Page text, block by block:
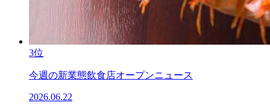
3位
今週の新業態飲食店オープンニュース
2026.06.22